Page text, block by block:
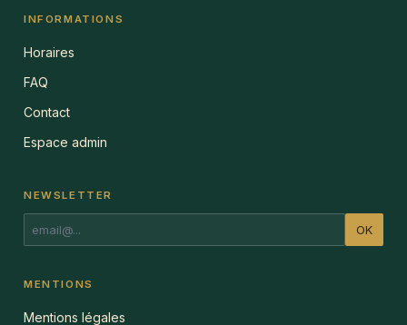
INFORMATIONS
Horaires
FAQ
Contact
Espace admin
NEWSLETTER
OK
MENTIONS
Mentions légales